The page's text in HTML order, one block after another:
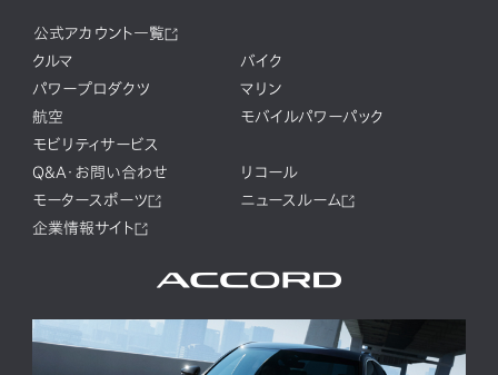
公式アカウント一覧
クルマ
バイク
パワープロダクツ
マリン
航空
モバイルパワーパック
モビリティサービス
Q&A・お問い合わせ
リコール
モータースポーツ
ニュースルーム
企業情報サイト